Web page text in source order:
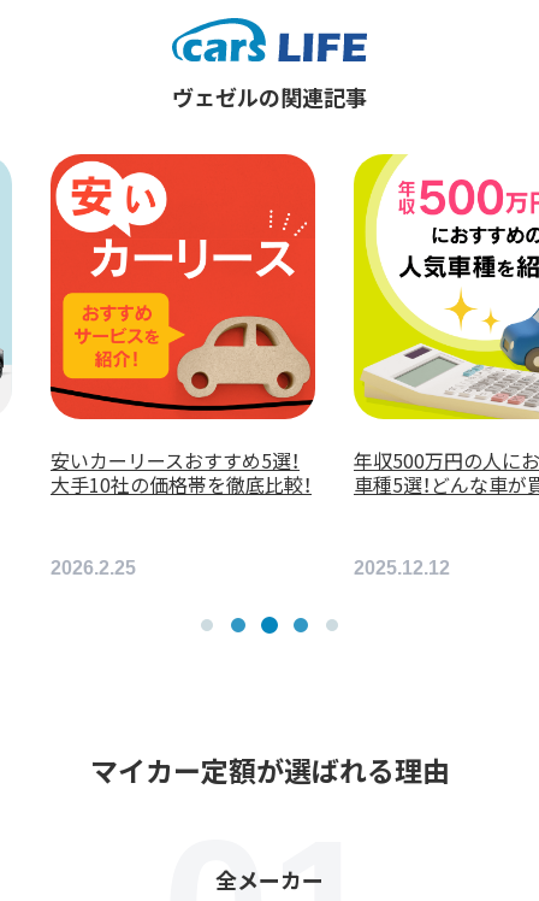
ヴェゼルの関連記事
万円の人におすすめの
選！どんな車が買える？
カーリースおすすめ10選！安心
できる選び方や比較ポイント
マイカー定額が選ばれる理由
全メーカー